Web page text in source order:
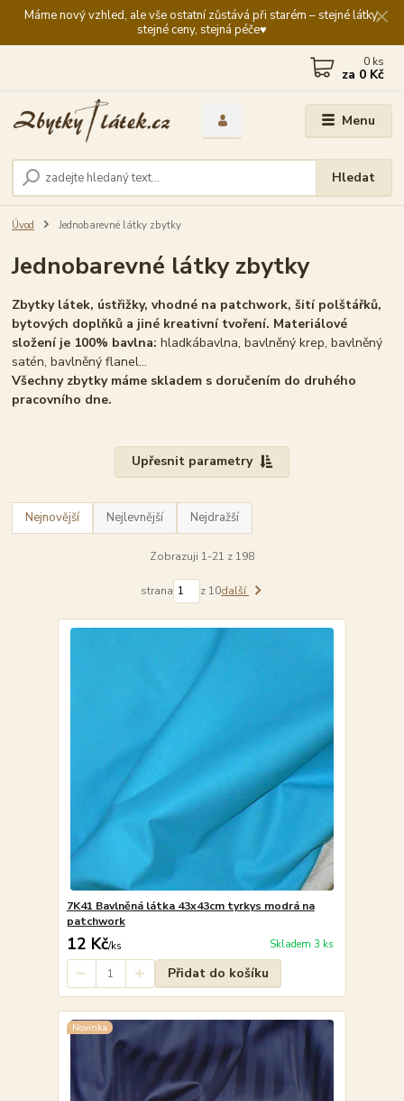
Máme nový vzhled, ale vše ostatní zůstává při starém – stejné látky,
stejné ceny, stejná péče♥️
Menu
Hledat
0 ks
za 0 Kč
Úvod Jednobarevné látky zbytky
Jednobarevné látky zbytky
Zbytky látek, ústřižky, vhodné na patchwork, šití polštářků,
bytových doplňků a jiné kreativní tvoření. Materiálové
složení je 100% bavlna:hladkábavlna, bavlněný krep, bavlněný
satén, bavlněný flanel...
Všechny zbytky máme skladem s doručením do druhého
pracovního dne.
Upřesnit parametry
Nejnovější Nejlevnější Nejdražší
Zobrazuji 1-21 z 198
strana z 10další
7K41 Bavlněná látka 43x43cm tyrkys modrá na
patchwork
12 Kč/ks Skladem 3 ks
Přidat do košíku
Novinka